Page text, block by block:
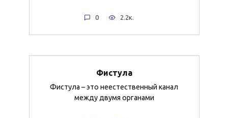
0 2.2к.
Фистула
Фистула – это неестественный канал
между двумя органами